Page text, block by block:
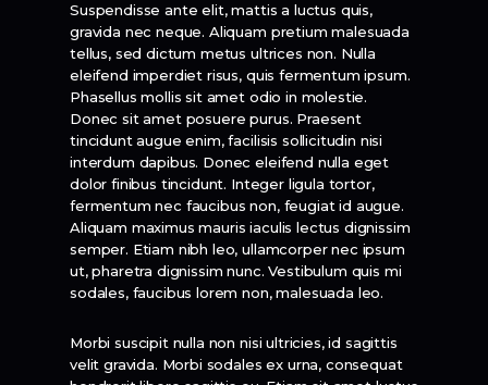
Suspendisse ante elit, mattis a luctus quis,
gravida nec neque. Aliquam pretium malesuada
tellus, sed dictum metus ultrices non. Nulla
eleifend imperdiet risus, quis fermentum ipsum.
Phasellus mollis sit amet odio in molestie.
Donec sit amet posuere purus. Praesent
tincidunt augue enim, facilisis sollicitudin nisi
interdum dapibus. Donec eleifend nulla eget
dolor finibus tincidunt. Integer ligula tortor,
fermentum nec faucibus non, feugiat id augue.
Aliquam maximus mauris iaculis lectus dignissim
semper. Etiam nibh leo, ullamcorper nec ipsum
ut, pharetra dignissim nunc. Vestibulum quis mi
sodales, faucibus lorem non, malesuada leo.
Morbi suscipit nulla non nisi ultricies, id sagittis
velit gravida. Morbi sodales ex urna, consequat